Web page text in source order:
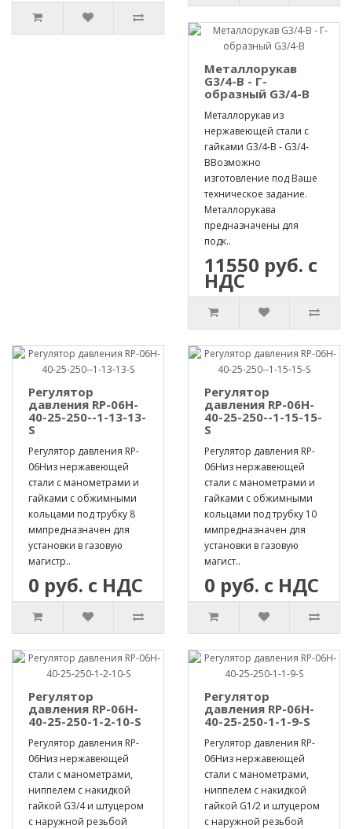
Металлорукав
G3/4-B - Г-
образный G3/4-B
Металлорукав из
нержавеющей стали с
гайками G3/4-B - G3/4-
BВозможно
изготовление под Ваше
техническое задание.
Металлорукава
предназначены для
подк..
11550 руб. с
НДС
Регулятор
давления RP-06H-
40-25-250--1-13-13-
S
Регулятор давления RP-
06Hиз нержавеющей
стали с манометрами и
гайками с обжимными
кольцами под трубку 8
ммпредназначен для
установки в газовую
магистр..
0 руб. с НДС
Регулятор
давления RP-06H-
40-25-250--1-15-15-
S
Регулятор давления RP-
06Hиз нержавеющей
стали с манометрами и
гайками с обжимными
кольцами под трубку 10
ммпредназначен для
установки в газовую
магист..
0 руб. с НДС
Регулятор
давления RP-06H-
40-25-250-1-2-10-S
Регулятор давления RP-
06Hиз нержавеющей
стали с манометрами,
ниппелем с накидкой
гайкой G3/4 и штуцером
с наружной резьбой
Регулятор
давления RP-06H-
40-25-250-1-1-9-S
Регулятор давления RP-
06Hиз нержавеющей
стали с манометрами,
ниппелем с накидкой
гайкой G1/2 и штуцером
с наружной резьбой